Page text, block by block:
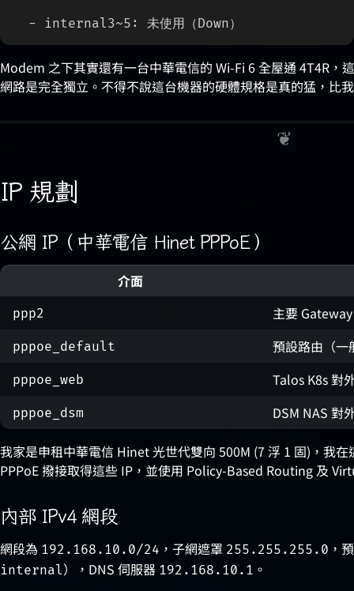
  - internal3~5: 未使用（Down）
Modem 之下其實還有一台中華電信的 Wi-Fi 6 全屋通 4T4R，
網路是完全獨立。不得不說這台機器的硬體規格是真的猛，比
IP 規劃
公網 IP（中華電信 Hinet PPPoE）
介面
ppp2 主要 Gateway
pppoe_default 預設路由（一
pppoe_web Talos K8s 對
pppoe_dsm DSM NAS 對
我家是申租中華電信 Hinet 光世代雙向 500M (7 浮 1 固)，我
PPPoE 撥接取得這些 IP，並使用 Policy-Based Routing 及
內部 IPv4 網段
網段為 192.168.10.0/24 ，子網遮罩 255.255.255.0 ，
internal），DNS 伺服器 192.168.10.1 。